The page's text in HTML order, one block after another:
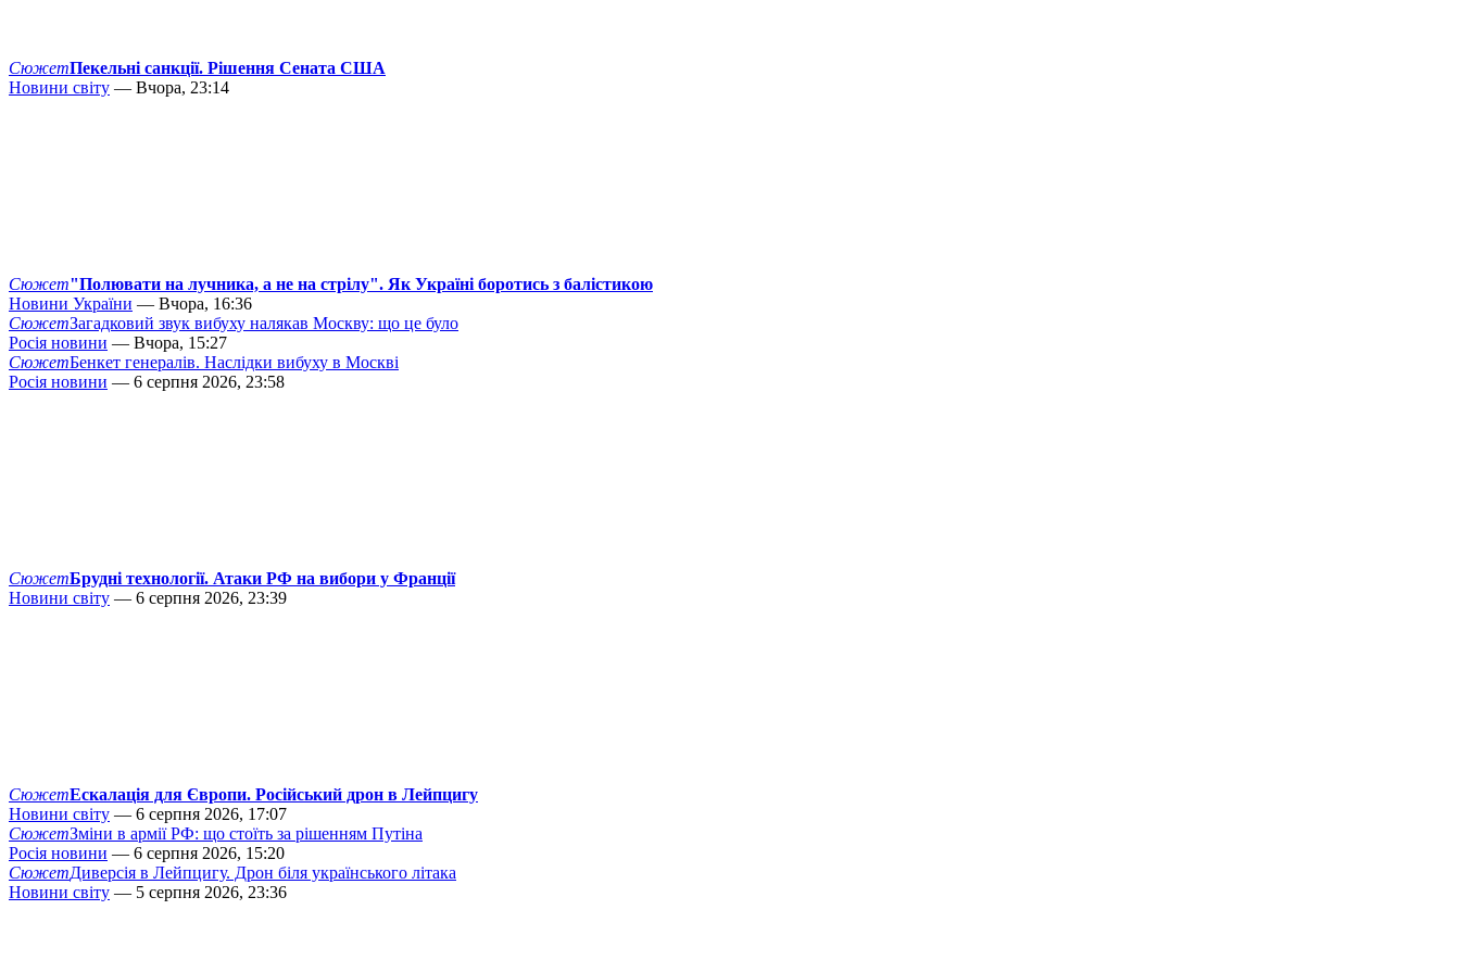
СюжетПекельні санкції. Рішення Сената США
Новини світу — Вчора, 23:14
Сюжет"Полювати на лучника, а не на стрілу". Як Україні боротись з балістикою
Новини України — Вчора, 16:36
СюжетЗагадковий звук вибуху налякав Москву: що це було
Росія новини — Вчора, 15:27
СюжетБенкет генералів. Наслідки вибуху в Москві
Росія новини — 6 серпня 2026, 23:58
СюжетБрудні технології. Атаки РФ на вибори у Франції
Новини світу — 6 серпня 2026, 23:39
СюжетЕскалація для Європи. Російський дрон в Лейпцигу
Новини світу — 6 серпня 2026, 17:07
СюжетЗміни в армії РФ: що стоїть за рішенням Путіна
Росія новини — 6 серпня 2026, 15:20
СюжетДиверсія в Лейпцигу. Дрон біля українського літака
Новини світу — 5 серпня 2026, 23:36